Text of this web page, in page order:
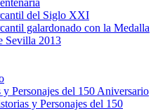
del Siglo XXI
galardonado con la Medalla
Sevilla 2013
y Personajes del 150 Aniversario
y Personajes del 150